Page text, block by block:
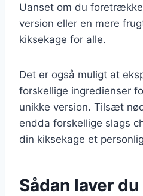
Uanset om du
version eller en mere
kiksekage for alle.
Det er også muligt at
forskellige ingredienser
unikke version. Tilsæt
endda forskellige slags
din kiksekage et
Sådan laver